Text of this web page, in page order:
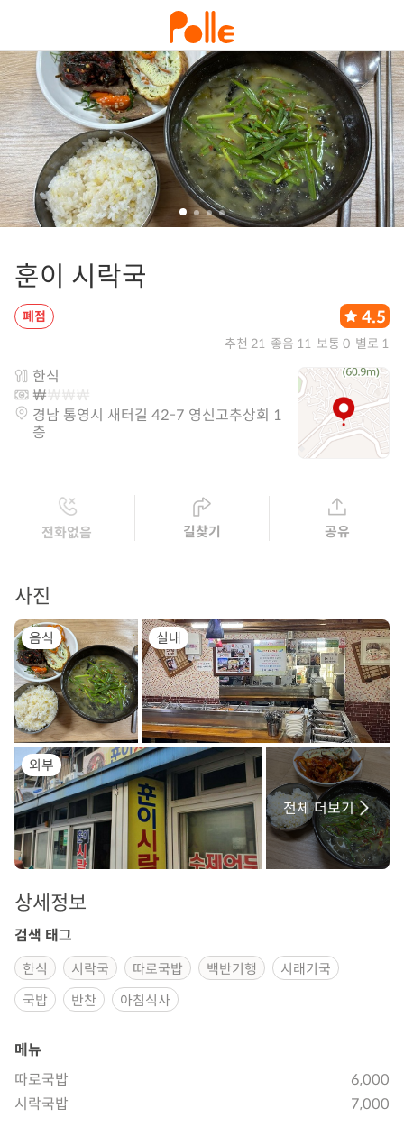
훈이 시락국
폐점 4.5
추천 21 좋음 11 보통 0 별로 1
한식
경남 통영시 새터길 42-7 영신고추상회 1
층
전화없음 길찾기 공유
사진
음식 실내
외부
전체 더보기
상세정보
검색 태그
한식 시락국 따로국밥 백반기행
시래기국
국밥
반찬 아침식사
메뉴
따로국밥
6,000
시락국밥
7,000